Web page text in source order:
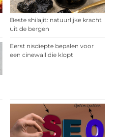
Beste shilajit: natuurlijke kracht
uit de bergen
Eerst nisdiepte bepalen voor
een cinewall die klopt